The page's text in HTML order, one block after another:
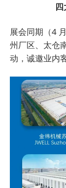
展会同期（4
州厂区、太仓
动，诚邀业内